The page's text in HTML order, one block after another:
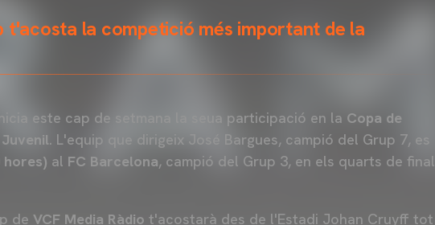
t'acosta la competició més important de la
este cap de setmana la seua participació en la Copa de
. L'equip que dirigeix José Bargues, campió del Grup 7, es
hores) al FC Barcelona, campió del Grup 3, en els quarts de final
de VCF Media Ràdio t'acostarà des de l'Estadi Johan Cruyff tot